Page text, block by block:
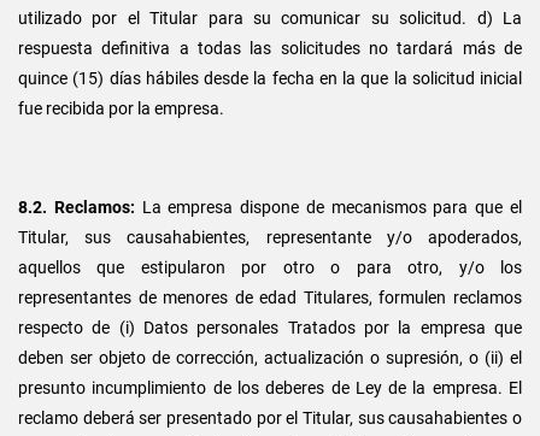
utilizado por el Titular para su comunicar su solicitud. d) La
respuesta definitiva a todas las solicitudes no tardará más de
quince (15) días hábiles desde la fecha en la que la solicitud inicial
fue recibida por la empresa.
8.2. Reclamos: La empresa dispone de mecanismos para que el
Titular, sus causahabientes, representante y/o apoderados,
aquellos que estipularon por otro o para otro, y/o los
representantes de menores de edad Titulares, formulen reclamos
respecto de (i) Datos personales Tratados por la empresa que
deben ser objeto de corrección, actualización o supresión, o (ii) el
presunto incumplimiento de los deberes de Ley de la empresa. El
reclamo deberá ser presentado por el Titular, sus causahabientes o